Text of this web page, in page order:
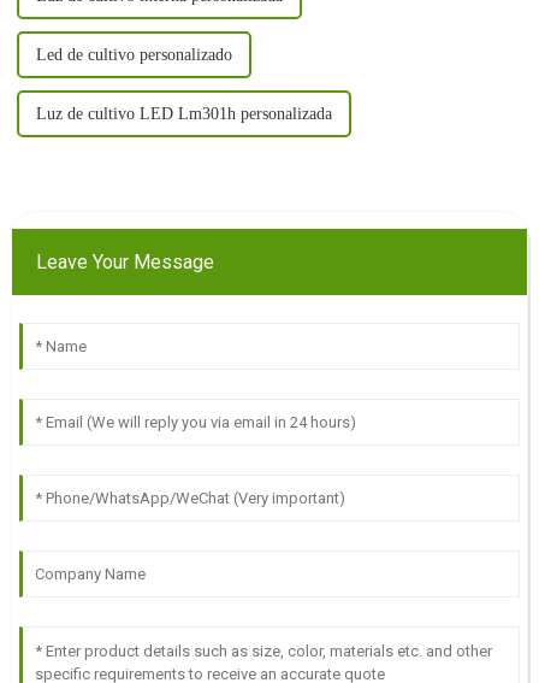
Led de cultivo personalizado
Luz de cultivo LED Lm301h personalizada
Leave Your Message